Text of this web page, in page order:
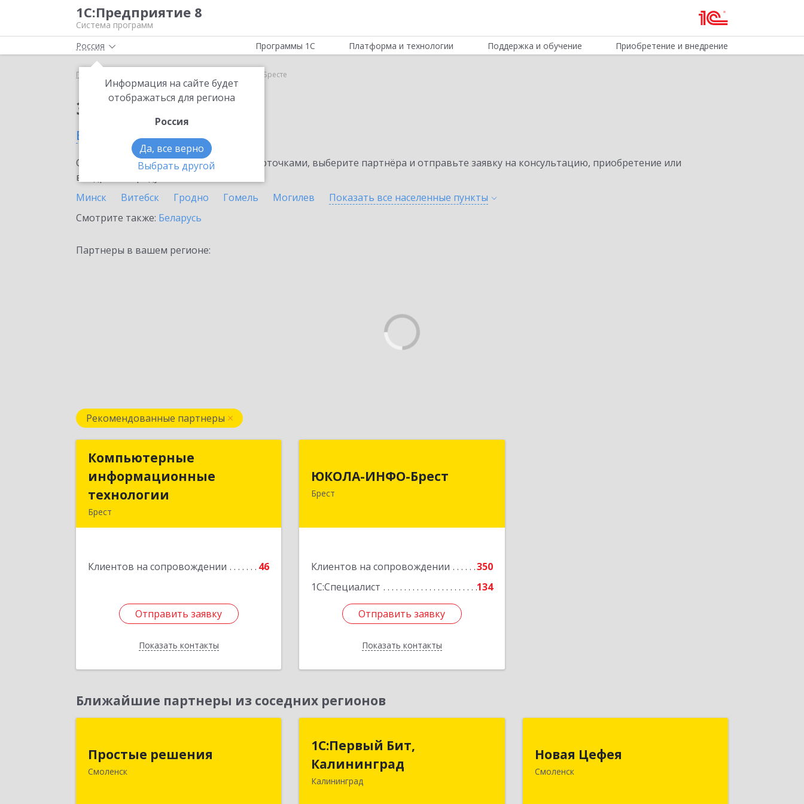
1С:Предприятие 8
Система программ
Россия
Информация на сайте будет
отображаться для региона
Россия
Да, все верно
Выбрать другой
Программы 1С Платформа и технологии Поддержка и обучение Приобретение и внедрение
Главная 1С:ЕГИСЗ в Бресте
Заказать 1С:ЕГИСЗ
в Бресте
Ознакомьтесь с информационными карточками, выберите партнёра и отправьте заявку на консультацию, приобретение или
внедрение продукта.
Минск
Витебск Гродно Гомель Могилев Показать все населенные пункты
Смотрите также: Беларусь
Партнеры в вашем регионе:
Рекомендованные партнеры
Компьютерные
информационные
технологии
Брест
Клиентов на сопровождении 46
Отправить заявку
Показать контакты
Компьютерные
информационные
Подробнее
Отправить заявку
Назад
ЮКОЛА-ИНФО-Брест
Брест
Клиентов на сопровождении
350
1С:Специалист
134
Отправить заявку
Показать контакты
224023 г. Брест, ул. Московская, 275А,
Подробнее
Отправить заявку
Назад
Ближайшие партнеры из соседних регионов
Простые решения
Смоленск
214015, Смоленская обл, Смоленск г,
Большая Краснофлотская ул, дом №
1С:Первый Бит,
Калининград
Калининград
Калининград
236006, Калининградская обл,
Новая Цефея
Смоленск
214018, Смоленская обл, Смоленск г,